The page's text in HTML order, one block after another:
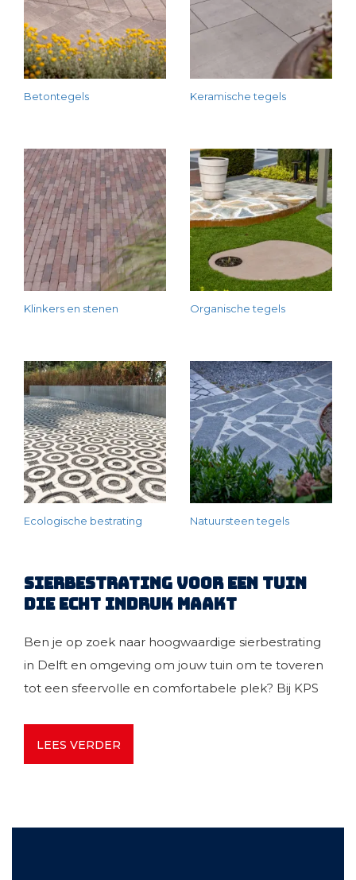
Betontegels Keramische tegels
Klinkers en stenen Organische tegels
Ecologische bestrating Natuursteen tegels
Sierbestrating voor een tuin
die echt indruk maakt
Ben je op zoek naar hoogwaardige sierbestrating
in Delft en omgeving om jouw tuin om te toveren
tot een sfeervolle en comfortabele plek? Bij KPS
voorbeelden van prachtige tuininrichtingen.
LEES VERDER